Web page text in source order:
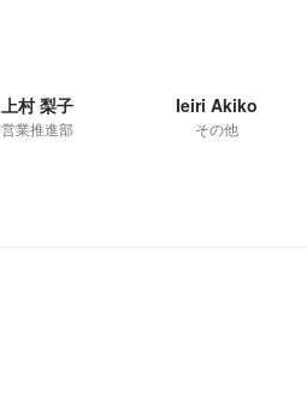
上村 梨子
営業推進部
Ieiri Akiko
その他